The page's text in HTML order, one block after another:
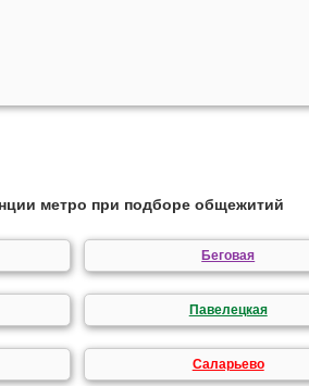
метро при подборе общежитий
Беговая
Павелецкая
Саларьево